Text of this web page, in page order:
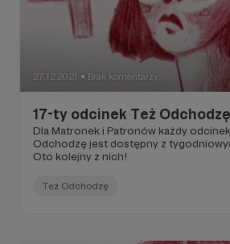
27.12.2021 ● Brak komentarzy
17-ty odcinek Też Odchodzę
Dla Matronek i Patronów każdy
Odchodzę jest dostępny z
Oto kolejny z nich!
Też Odchodzę